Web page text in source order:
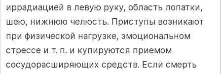
иррадиацией в левую руку, область лопатки,
шею, нижнюю челюсть. Приступы возникают
при физической нагрузке, эмоциональном
стрессе и т. п. и купируются приемом
сосудорасширяющих средств. Если смерть